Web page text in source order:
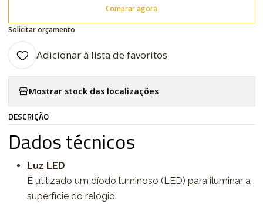
Comprar agora
Solicitar orçamento
Adicionar à lista de favoritos
Mostrar stock das localizações
DESCRIÇÃO
Dados técnicos
Luz LED
É utilizado um díodo luminoso (LED) para iluminar a
superfície do relógio.